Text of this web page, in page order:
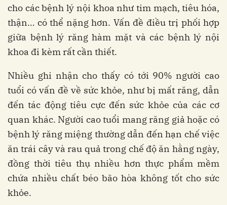
cho các bệnh lý nội khoa như tim mạch, tiêu hóa,
thận… có thể nặng hơn. Vấn đề điều trị phối hợp
giữa bệnh lý răng hàm mặt và các bệnh lý nội
khoa đi kèm rất cần thiết.
Nhiều ghi nhận cho thấy có tới 90% người cao
tuổi có vấn đề về sức khỏe, như bị mất răng, dẫn
đến tác động tiêu cực đến sức khỏe của các cơ
quan khác. Người cao tuổi mang răng giả hoặc có
bệnh lý răng miệng thường dẫn đến hạn chế việc
ăn trái cây và rau quả trong chế độ ăn hằng ngày,
đồng thời tiêu thụ nhiều hơn thực phẩm mềm
chứa nhiều chất béo bão hòa không tốt cho sức
khỏe.